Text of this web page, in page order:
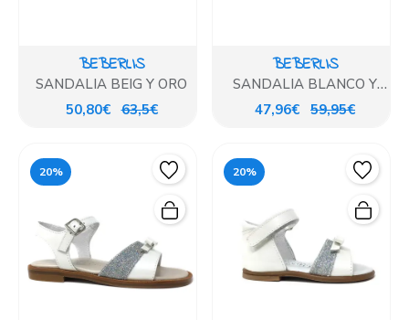
BEBERLIS
SANDALIA BEIG Y ORO
50,80€ 63,5€
BEBERLIS
SANDALIA BLANCO Y
PLATA
47,96€ 59,95€
20% 20%